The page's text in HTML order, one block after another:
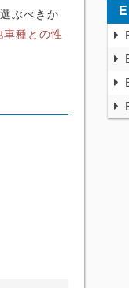
ぶべきか
種との性